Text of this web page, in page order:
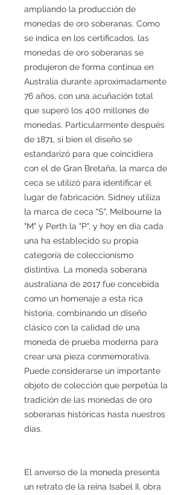
ampliando la producción de
monedas de oro soberanas. Como
se indica en los certificados, las
monedas de oro soberanas se
produjeron de forma continua en
Australia durante aproximadamente
76 años, con una acuñación total
que superó los 400 millones de
monedas. Particularmente después
de 1871, si bien el diseño se
estandarizó para que coincidiera
con el de Gran Bretaña, la marca de
ceca se utilizó para identificar el
lugar de fabricación. Sídney utiliza
la marca de ceca "S", Melbourne la
"M" y Perth la "P", y hoy en día cada
una ha establecido su propia
categoría de coleccionismo
distintiva. La moneda soberana
australiana de 2017 fue concebida
como un homenaje a esta rica
historia, combinando un diseño
clásico con la calidad de una
moneda de prueba moderna para
crear una pieza conmemorativa.
Puede considerarse un importante
objeto de colección que perpetúa la
tradición de las monedas de oro
soberanas históricas hasta nuestros
días.
El anverso de la moneda presenta
un retrato de la reina Isabel II, obra